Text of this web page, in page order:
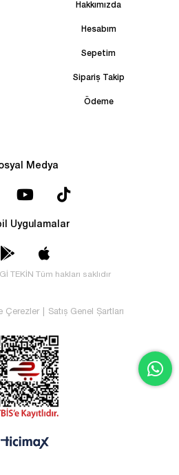
Hakkımızda
Hesabım
Sepetim
Sipariş Takip
Ödeme
Medya
Uygulamalar
TEKİN Tüm hakları saklıdır
Çerezler Satış Genel Şartları